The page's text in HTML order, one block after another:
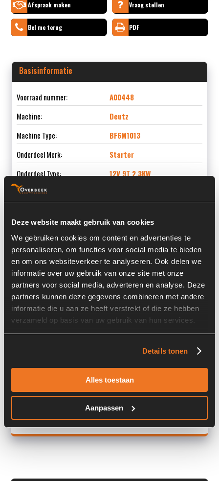
Deze website maakt gebruik van cookies
We gebruiken cookies om content en advertenties te
personaliseren, om functies voor social media te bieden
en om ons websiteverkeer te analyseren. Ook delen we
informatie over uw gebruik van onze site met onze
partners voor social media, adverteren en analyse. Deze
partners kunnen deze gegevens combineren met andere
informatie die u aan ze heeft verstrekt of die ze hebben
verzameld op basis van uw gebruik van hun services.
Details tonen
Alles toestaan
Aanpassen
Afspraak maken Vraag stellen
Bel me terug PDF
Basisinformatie
Voorraad nummer:
A00448
Machine:
Deutz
Machine Type:
BF6M1013
Onderdeel Merk:
Starter
Onderdeel Type:
12V 9T 2,3KW
Informatie
Locatie:
3X3
Past op de volgende machines:
Deutz BF6M 1013
Land:
Nederland
Overige informatie
Brand: Starter
S/N: -
+ Volledige overige informatie openen